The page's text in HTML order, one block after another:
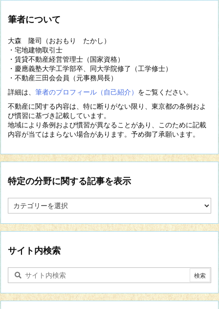
筆者について
大森 隆司（おおもり たかし）
・宅地建物取引士
・賃貸不動産経営管理士（国家資格）
・慶應義塾大学工学部卒、同大学院修了（工学修士）
・不動産三田会会員（元事務局長）
詳細は、 筆者のプロフィール（自己紹介） をご覧ください。
不動産に関する内容は、特に断りがない限り、東京都の条例およ
び慣習に基づき記載しています。
地域により条例および慣習が異なることがあり、このために記載
内容が当てはまらない場合があります。予め御了承願います。
特定の分野に関する記事を表示
定
分
に
関
す
記
事
を
サイト内検索